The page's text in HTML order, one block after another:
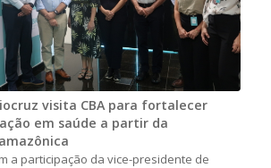
visita CBA para fortalecer
em saúde a partir da
a participação da vice-presidente de